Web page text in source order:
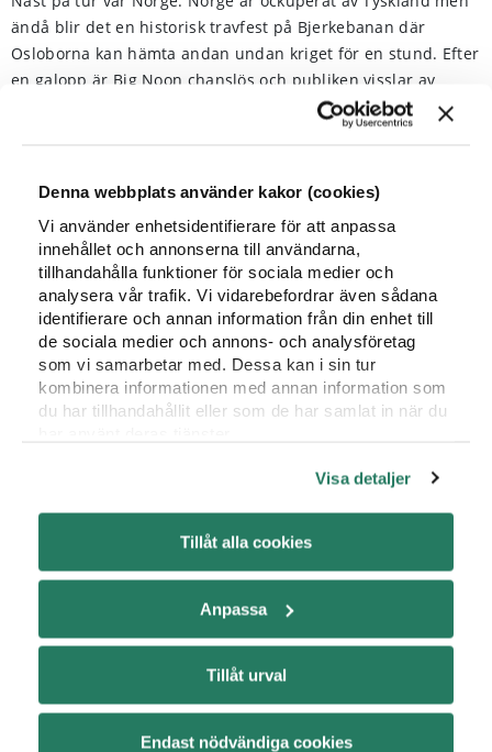
Denna webbplats använder kakor (cookies)
Vi använder enhetsidentifierare för att anpassa
innehållet och annonserna till användarna,
tillhandahålla funktioner för sociala medier och
analysera vår trafik. Vi vidarebefordrar även sådana
identifierare och annan information från din enhet till
de sociala medier och annons- och analysföretag
som vi samarbetar med. Dessa kan i sin tur
kombinera informationen med annan information som
du har tillhandahållit eller som de har samlat in när du
Visa detaljer
Tillåt alla cookies
Anpassa
Tillåt urval
Endast nödvändiga cookies
ändå blir det en historisk travfest på Bjerkebanan där
Osloborna kan hämta andan undan kriget för en stund. Efter
en galopp är Big Noon chanslös och publiken visslar av
Då gör Big Noon sitt livs
prestation. Han är 100 meter
efter men med varje steg stiger
jublet. 20 meter före mål leder
fortfarande Saint Protector men
hyllningen från Bjerkes publik är
gränslös.
Det är då Knut Andersen tar det berömda fotot som är den
med reproducerade travbilden i Sverige. Big Noons
karaktäristiska siluett pryder Menhammars logga och
återfinns runtom Solvalla travbana. 2009 blev Big Noon
Walleniusrederierna firade 75 år.